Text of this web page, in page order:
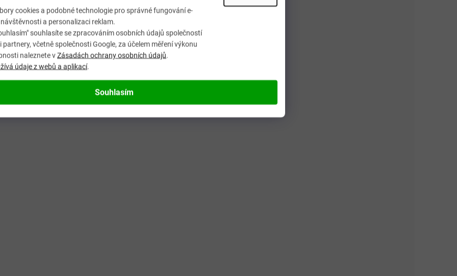
cookies a podobné technologie pro správné fungování e-
a personalizaci reklam.
souhlasíte se zpracováním osobních údajů společností
včetně společnosti Google, za účelem měření výkonu
naleznete vZásadách ochrany osobních údajů.
údaje z webů a aplikací.
Souhlasím
v
i
s